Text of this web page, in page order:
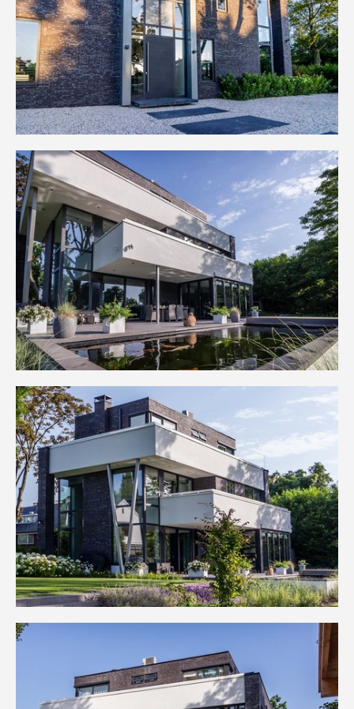
NIEUWS, VACATURES, WEETJES, ETC..